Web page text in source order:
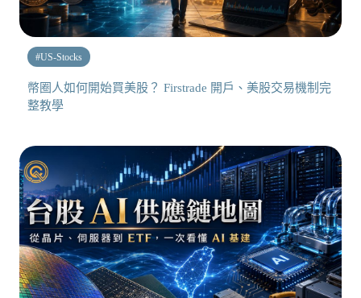
#US-Stocks
幣圈人如何開始買美股？ Firstrade 開戶、美股交易機制完
整教學